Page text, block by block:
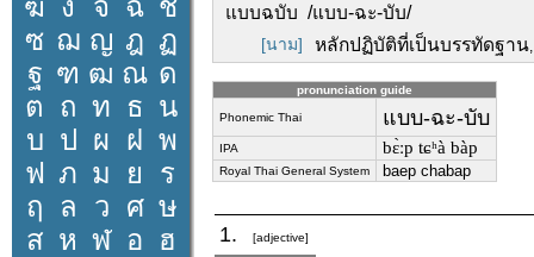
ฆ ง จ ฉ ช
ซ ฌ ญ ฎ ฏ
ฐ ฑ ฒ ณ ด
ต ถ ท ธ น
บ ป ผ ฝ พ
ฟ ภ ม ย
ร
ฤ
ล ว ศ ษ
ส ห ฬ อ ฮ
แบบฉบับ /แบบ-ฉะ-บับ/
[นาม] หลักปฏิบัติที่เป็นบรรทัดฐาน
pronunciation guide
Phonemic Thai แบบ-ฉะ-บับ
IPA bɛ̀ːp tɕʰà bàp
Royal Thai General System baep chabap
1. [adjective]